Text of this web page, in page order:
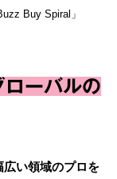
Buy Spiral」
ーバルの
い領域のプロを